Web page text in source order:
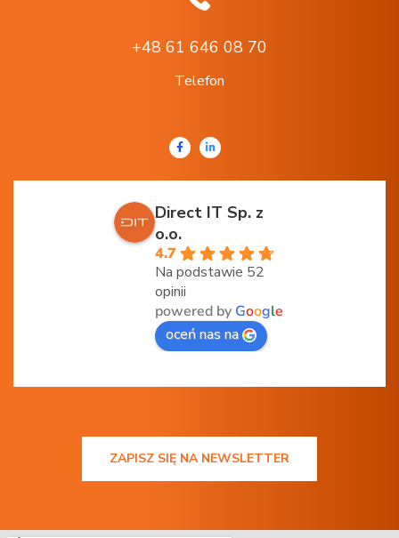
+48 61 646 08 70
Telefon
Direct IT Sp. z
o.o.
4.7
Na podstawie 52
opinii
powered by Google
oceń nas na
ZAPISZ SIĘ NA NEWSLETTER